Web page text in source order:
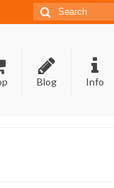
Search
for:
Blog Info